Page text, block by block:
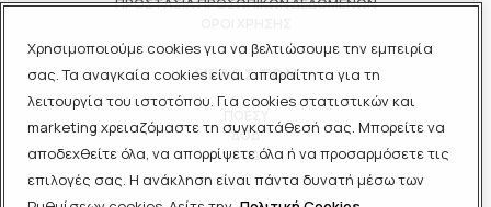
Χρησιμοποιούμε cookies για να βελτιώσουμε την εμπειρία
σας. Τα αναγκαία cookies είναι απαραίτητα για τη
λειτουργία του ιστοτόπου. Για cookies στατιστικών και
marketing χρειαζόμαστε τη συγκατάθεσή σας. Μπορείτε να
αποδεχθείτε όλα, να απορρίψετε όλα ή να προσαρμόσετε τις
επιλογές σας. Η ανάκληση είναι πάντα δυνατή μέσω των
ΠΡΟΣΤΑΣΙΑ ΠΡΟΣΩΠΙΚΩΝ ΔΕΔΟΜΕΝΩΝ
ΜΕΛΟΣ ΤΩΝ
ΔΟΔ
ΕΟΔ